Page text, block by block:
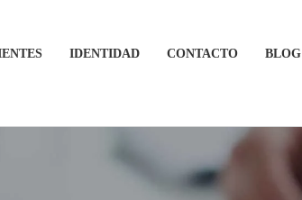
IDENTIDAD CONTACTO BLOG